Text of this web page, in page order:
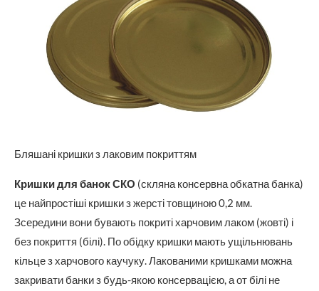
Бляшані кришки з лаковим покриттям
Кришки для банок СКО (скляна консервна обкатна банка)
це найпростіші кришки з жерсті товщиною 0,2 мм.
Зсередини вони бувають покриті харчовим лаком (жовті) і
без покриття (білі). По обідку кришки мають ущільнювань
кільце з харчового каучуку. Лакованими кришками можна
закривати банки з будь-якою консервацією, а от білі не